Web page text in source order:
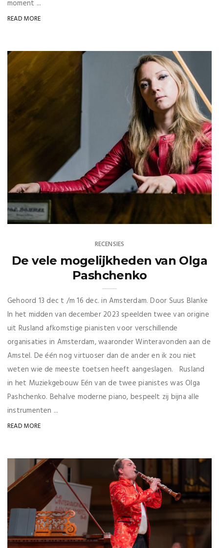
moment ...
READ MORE
RECENSIES
De vele mogelijkheden van Olga
Pashchenko
Gehoord 13 dec t /m 16 dec. in Amsterdam. Door Suus Blanke
In het midden van december 2023 speelden twee van origine
uit Rusland afkomstige pianisten voor verschillende
organisaties in Amsterdam, waaronder Winteravonden aan de
Amstel. De één nog virtuoser dan de ander en ik zou niet
weten wie de meeste toetsen heeft aangeslagen. Rusland
in het Muziekgebouw Eén van de twee pianistes was Olga
Pashchenko. Behalve moderne piano, bespeelt zij bijna alle
instrumenten ...
READ MORE